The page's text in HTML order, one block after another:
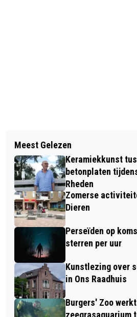
DE VOORSTELLING “IN
STAAT EEN HUIS” IN
IN RHEDEN
BEKENDMAKINGEN
RHEDEN
Meest Gelezen
Keramiekkunst
betonplaten
Rheden
Zomerse
Dieren
Perseïden op
sterren per uur
Kunstlezing over
in Ons Raadhuis
Burgers' Zoo
zeegrasaquarium